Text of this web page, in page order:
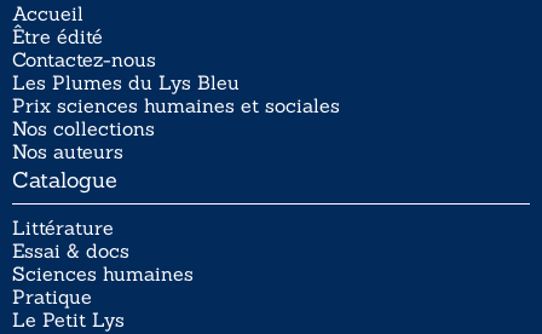
Accueil
Être édité
Contactez-nous
Les Plumes du Lys Bleu
Prix sciences humaines et sociales
Nos collections
Nos auteurs
Catalogue
Littérature
Essai & docs
Sciences humaines
Pratique
Le Petit Lys